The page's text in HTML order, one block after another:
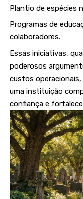
Plantio de espécies
Programas de
colaboradores.
Essas iniciativas,
poderosos
custos
uma instituição
confiança e